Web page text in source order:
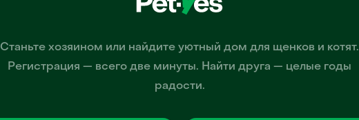
Станьте хозяином или найдите уютный дом для щенков и котят.
Регистрация — всего две минуты. Найти друга — целые годы
радости.